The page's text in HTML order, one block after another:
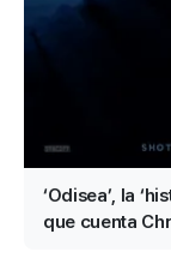
‘Odisea’, la
que cuenta